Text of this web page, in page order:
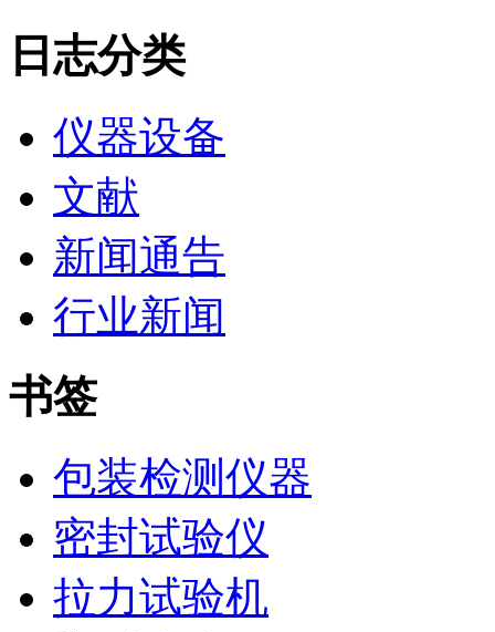
日志分类
仪器设备
文献
新闻通告
行业新闻
书签
包装检测仪器
密封试验仪
拉力试验机